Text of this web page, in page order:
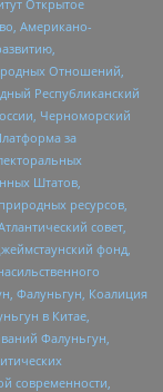
Открытое
Американо-
Отношений,
Республиканский
Черноморский
за
Штатов,
ресурсов,
совет,
фонд,
Фалуньгун, Коалиция
в Китае,
Фалуньгун,
современности,